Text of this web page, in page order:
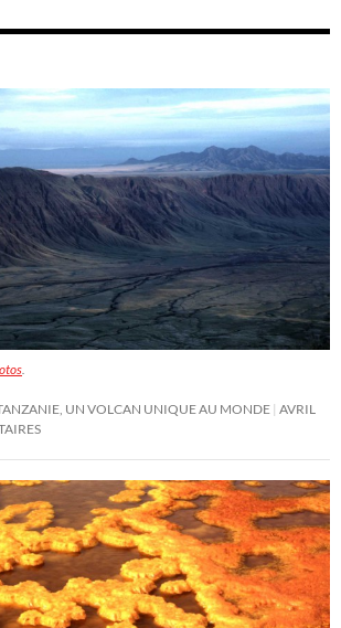
.
UN VOLCAN UNIQUE AU MONDE AVRIL